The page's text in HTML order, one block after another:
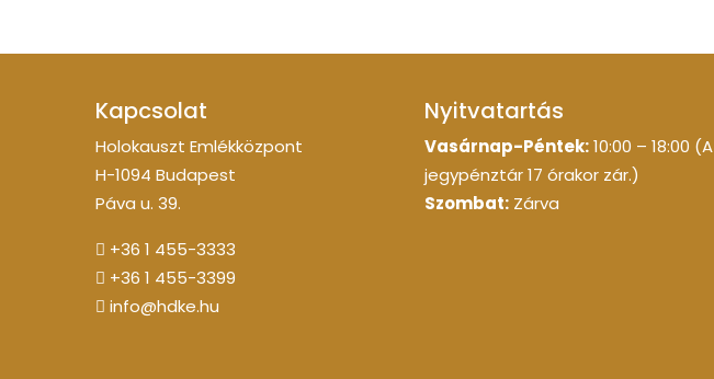
Kapcsolat
Holokauszt Emlékközpont
H-1094 Budapest
Páva u. 39.
+36 1 455-3333
+36 1 455-3399
info@hdke.hu
Nyitvatartás
Vasárnap-Péntek:10:00 – 18:00 (A
jegypénztár 17 órakor zár.)
Szombat: Zárva